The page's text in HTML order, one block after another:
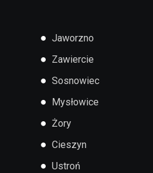
● Jaworzno
● Zawiercie
● Sosnowiec
● Mysłowice
● Żory
● Cieszyn
● Ustroń